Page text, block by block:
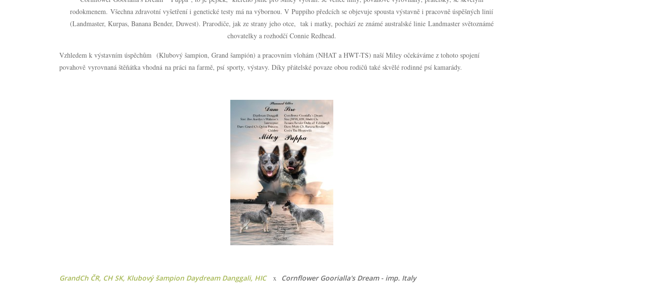
rodokmenem. Všechna zdravotní vyšetření i genetické testy má na výbornou. V Puppiho předcích se objevuje spousta výstavně i pracovně úspěšných linií
(Landmaster, Kurpas, Banana Bender, Duwest). Prarodiče, jak ze strany jeho otce, tak i matky, pochází ze známé australské linie Landmaster světoznámé
chovatelky a rozhodčí Connie Redhead.
Vzhledem k výstavním úspěchům (Klubový šampion, Grand šampión) a pracovním vlohám (NHAT a HWT-TS) naší Miley očekáváme z tohoto spojení
povahově vyrovnaná štěňátka vhodná na práci na farmě, psí sporty, výstavy. Díky přátelské povaze obou rodičů také skvělé rodinné psí kamarády.
GrandCh ČR, CH SK, Klubový šampion Daydream Danggali, HIC x Cornflower Goorialla's Dream - imp. Italy